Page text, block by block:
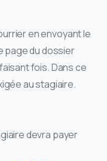
en envoyant le
page du dossier
fois. Dans ce
au stagiaire.
devra payer